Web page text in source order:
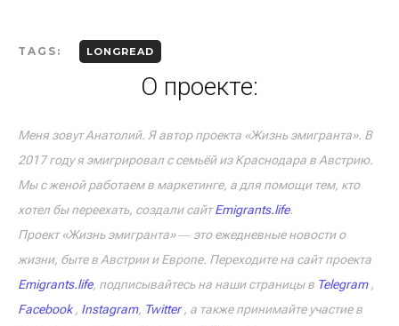
TAGS: LONGREAD
О проекте:
Меня зовут Анатолий. Я автор проекта «Жизнь эмигранта». В
2017 году я эмигрировал с семьёй из Краснодара в Австрию.
Мы с женой работаем в маркетинге, а для помощи тем, кто
хотел бы переехать, создали сайтEmigrants.life.
Проект «Жизнь эмигранта» ― это ежедневные новости о
жизни, быте в Австрии и Европе. Переходите на сайт проекта
Emigrants.life, подписывайтесь на наши страницы в Telegram,
Facebook, Instagram, Twitter, а также принимайте участие в